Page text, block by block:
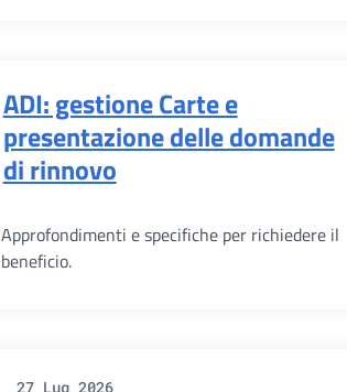
ADI: gestione Carte e
presentazione delle domande
di rinnovo
Approfondimenti e specifiche per richiedere il
beneficio.
27 Lug 2026